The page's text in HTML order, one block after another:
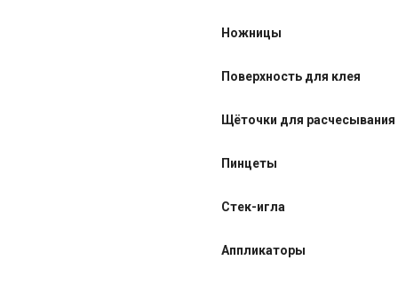
Ножницы
Поверхность для клея
Щёточки для расчесывания
Пинцеты
Стек-игла
Аппликаторы